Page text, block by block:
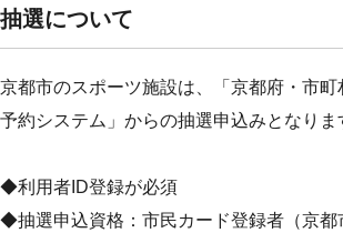
抽選について
京都市のスポーツ施設は、「京都府・市
予約システム」からの抽選申込みとなりま
◆利用者ID登録が必須
◆抽選申込資格：市民カード登録者（京都